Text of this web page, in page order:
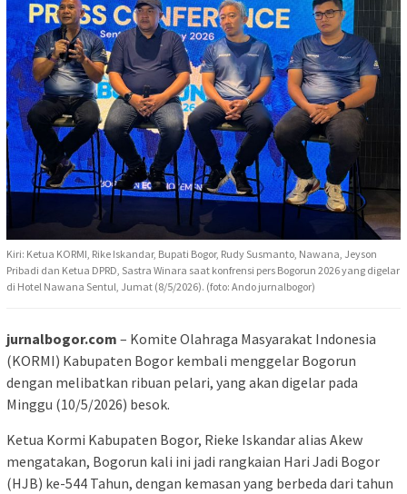
Kiri: Ketua KORMI, Rike Iskandar, Bupati Bogor, Rudy Susmanto, Nawana, Jeyson
Pribadi dan Ketua DPRD, Sastra Winara saat konfrensi pers Bogorun 2026 yang digelar
di Hotel Nawana Sentul, Jumat (8/5/2026). (foto: Ando jurnalbogor)
jurnalbogor.com – Komite Olahraga Masyarakat Indonesia
(KORMI) Kabupaten Bogor kembali menggelar Bogorun
dengan melibatkan ribuan pelari, yang akan digelar pada
Minggu (10/5/2026) besok.
Ketua Kormi Kabupaten Bogor, Rieke Iskandar alias Akew
mengatakan, Bogorun kali ini jadi rangkaian Hari Jadi Bogor
(HJB) ke-544 Tahun, dengan kemasan yang berbeda dari tahun